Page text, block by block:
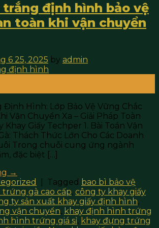
trắng định hình bảo vệ
toàn khi vận chuyển
6 25, 2025 by admin
Định Hình: Lớp Bảo Vệ Vững Chắc
Vận Chuyển Xa – Giải Pháp Toàn
Khay Giấy Techper 1. Bài Toán Vận
Thách Thức Lớn Cho Các Doanh
Trong chuỗi cung ứng ngành
đặc biệt […]
→
Tagged bao bì bảo vệ
trứng gà cao cấp, công ty khay giấy
ty sản xuất khay giấy định hình,
vận chuyển, khay định hình trứng
hình trứng giá sỉ, khay đựng trứng